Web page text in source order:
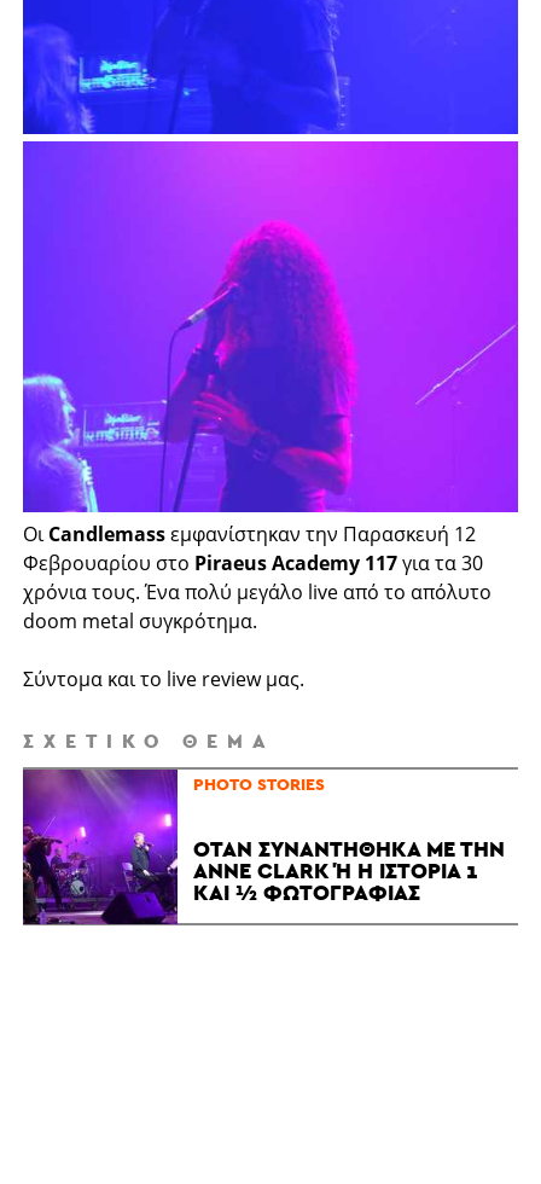
ΟιCandlemassεμφανίστηκαν την Παρασκευή 12
Φεβρουαρίου στο Piraeus Academy 117για τα 30
χρόνια τους. Ένα πολύ μεγάλο live από το απόλυτο
doom metal συγκρότημα.
Σύντομα και το live review μας.
ΣΧΕΤΙΚΌ ΘΈΜΑ
PHOTO STORIES
ΌΤΑΝ ΣΥΝΑΝΤΉΘΗΚΑ ΜΕ ΤΗΝ
ANNE CLARK Ή Η ΙΣΤΟΡΊΑ 1 Κ
ΑΙ ½ ΦΩΤΟΓΡΑΦΊΑΣ